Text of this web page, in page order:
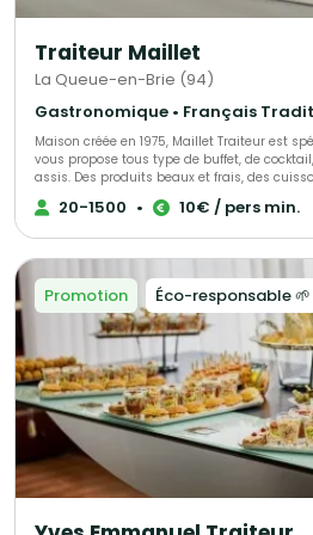
Traiteur Maillet
La Queue-en-Brie (94)
Maison créée en 1975, Maillet Traiteur est
vous propose tous type de buffet, de
assis. Des produits beaux et frais, des cuissons et assaisonnements
adaptés, le tout fait maison par notre chef
Recettes élégantes, parfois oubliées et
20-1500 • 10€ / pers min.
Promotion Éco-responsable 🌱